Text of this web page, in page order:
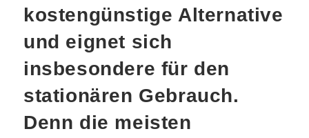
kostengünstige Alternative
und eignet sich
insbesondere für den
stationären Gebrauch.
Denn die meisten